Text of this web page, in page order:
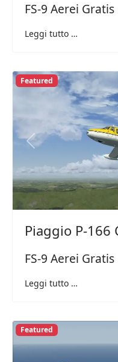
FS-9 Aerei Gratis
Leggi tutto …
Previous
Featured
Piaggio P-166
FS-9 Aerei Gratis
Leggi tutto …
Featured